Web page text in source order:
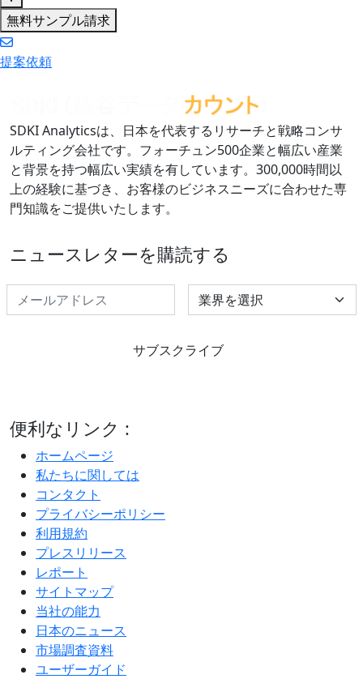
無料サンプル請求
提案依頼
SDKI Analyticsは、日本を代表するリサーチと戦略コンサ
ルティング会社です。フォーチュン500企業と幅広い産業
と背景を持つ幅広い実績を有しています。300,000時間以
上の経験に基づき、お客様のビジネスニーズに合わせた専
門知識をご提供いたします。
ニュースレターを購読する
Select Industry
サブスクライブ
便利なリンク :
ホームページ
私たちに関しては
コンタクト
プライバシーポリシー
利用規約
プレスリリース
レポート
サイトマップ
当社の能力
日本のニュース
市場調査資料
ユーザーガイド